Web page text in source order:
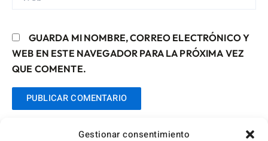
Gestionar consentimiento
GUARDA MI NOMBRE, CORREO ELECTRÓNICO Y
WEB EN ESTE NAVEGADOR PARA LA PRÓXIMA VEZ
QUE COMENTE.